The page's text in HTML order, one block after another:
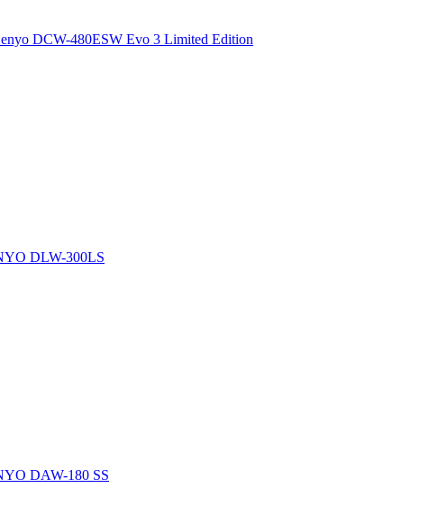
DCW-480ESW Evo 3 Limited Edition
DLW-300LS
DAW-180 SS